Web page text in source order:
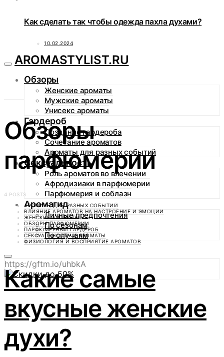
Как сделать так чтобы одежда пахла духами?
10.02.2024
AROMASTYLIST.RU
Обзоры
Женские ароматы
Мужские ароматы
Унисекс ароматы
Гардероб
Создание гардероба
Сочетание ароматов
Ароматы для разных событий
Сексуальность
Роль ароматов во влечении
Афродизиаки в парфюмерии
Парфюмерия и соблазн
Аромагид
Личные предпочтения
По сезонам
По случаям
https://gftm.io/uhbkA
Обзоры
парфюмерии
4 POSTS
АРОМАТЫ ДЛЯ РАЗНЫХ СОБЫТИЙ
ВЛИЯНИЕ АРОМАТОВ НА НАСТРОЕНИЕ И ЭМОЦИИ
ЖЕНСКИЕ АРОМАТЫ
ОБЗОРЫ ПАРФЮМЕРИИ
ПАРФЮМЕРНЫЙ ГАРДЕРОБ
СЕКСУАЛЬНОСТЬ И АРОМАТЫ
ФИЗИОЛОГИЯ И ВОСПРИЯТИЕ АРОМАТОВ
Какие самые
вкусные женские
духи?